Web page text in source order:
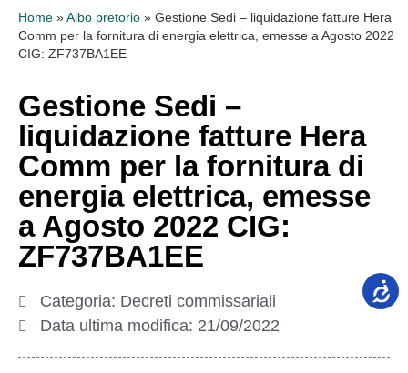
Home » Albo pretorio » Gestione Sedi – liquidazione fatture Hera
Comm per la fornitura di energia elettrica, emesse a Agosto 2022
CIG: ZF737BA1EE
Gestione Sedi –
liquidazione fatture Hera
Comm per la fornitura di
energia elettrica, emesse
a Agosto 2022 CIG:
ZF737BA1EE
Categoria: Decreti commissariali
Data ultima modifica: 21/09/2022